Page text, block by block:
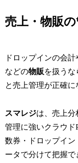
売上・物販
ドロップインの会
などの物販を扱うな
と売上管理が正確に
スマレジは、売上分
管理に強いクラウド
数券・ドロップイ
ータで分けて把握